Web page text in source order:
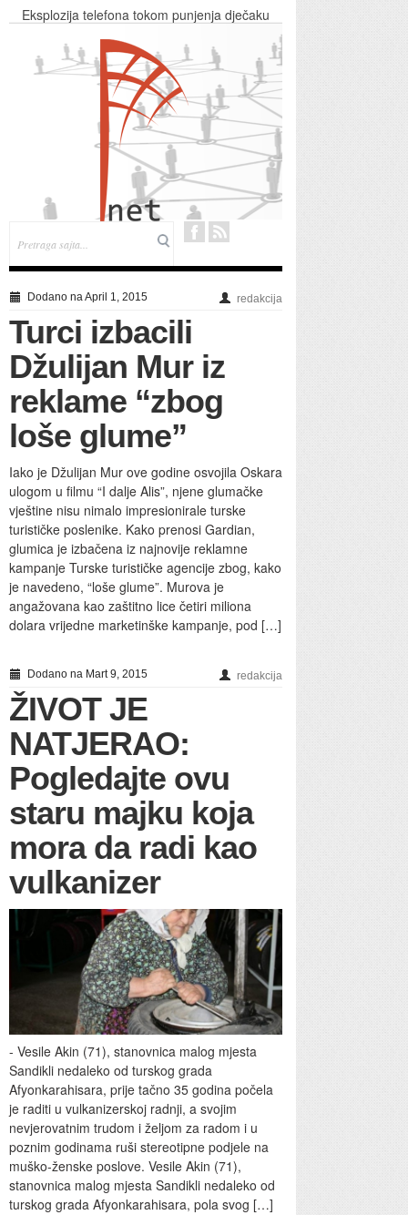
Eksplozija telefona tokom punjenja dječaku
Fotografija iz BiH zapalila region: Šta se to vozi
na zadnjem sjedištu auta?
Ne, niste pogrešno kuvali jaja, ali ovaj način
pripreme će vas potpuno oduševiti
OSTAO BEZ TEKSTA: Udata takmičarka
zgrabila Kalinića i POLJUBILA GA U USTA!
(VIDEO)
TV K3: Veliki petak u Prnjavoru
Dodano na April 1, 2015 redakcija
Turci izbacili
Džulijan Mur iz
reklame “zbog
loše glume”
Iako je Džulijan Mur ove godine osvojila Oskara
ulogom u filmu “I dalje Alis”, njene glumačke
vještine nisu nimalo impresionirale turske
turističke poslenike. Kako prenosi Gardian,
glumica je izbačena iz najnovije reklamne
kampanje Turske turističke agencije zbog, kako
je navedeno, “loše glume”. Murova je
angažovana kao zaštitno lice četiri miliona
dolara vrijedne marketinške kampanje, pod […]
Dodano na Mart 9, 2015 redakcija
ŽIVOT JE
NATJERAO:
Pogledajte ovu
staru majku koja
mora da radi kao
vulkanizer
- Vesile Akin (71), stanovnica malog mjesta
Sandikli nedaleko od turskog grada
Afyonkarahisara, prije tačno 35 godina počela
je raditi u vulkanizerskoj radnji, a svojim
nevjerovatnim trudom i željom za radom i u
poznim godinama ruši stereotipne podjele na
muško-ženske poslove. Vesile Akin (71),
stanovnica malog mjesta Sandikli nedaleko od
turskog grada Afyonkarahisara, pola svog […]